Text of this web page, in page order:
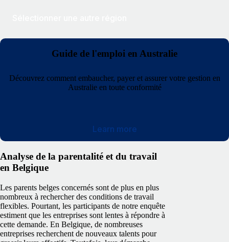
Guide de l'emploi en Australie
Découvrez comment embaucher, payer et assurer votre gestion en
Australie en toute conformité
Learn more
Analyse de la parentalité et du travail
en Belgique
Les parents belges concernés sont de plus en plus
nombreux à rechercher des conditions de travail
flexibles. Pourtant, les participants de notre enquête
estiment que les entreprises sont lentes à répondre à
cette demande. En Belgique, de nombreuses
entreprises recherchent de nouveaux talents pour